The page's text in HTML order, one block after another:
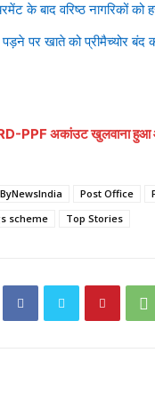
के बाद वरिष्ठ नागरिकों
पर खाते को प्रीमैच्योर बंद
अकांउट खुलवाना हुआ
ByNewsIndia Post Office
scheme
Top Stories